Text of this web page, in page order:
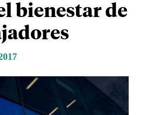
bienestar de